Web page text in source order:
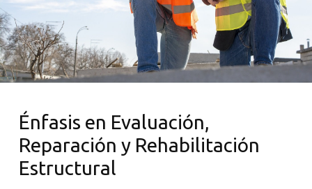
Énfasis en Evaluación,
Reparación y Rehabilitación
Estructural